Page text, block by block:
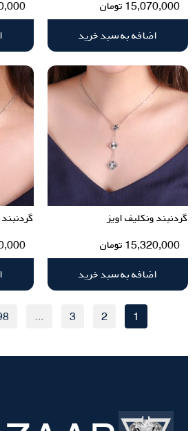
15,070,000 تومان
اضافه به سبد خرید
گردنبند ونکلیف اویز
15,320,000 تومان
اضافه به سبد خرید
1
2
3
…
تسویه